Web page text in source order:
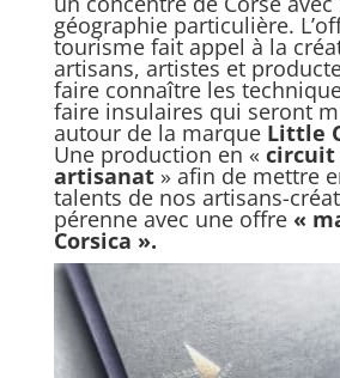
géographie particulière.
tourisme fait appel à la
artisans, artistes et
faire connaître les
faire insulaires qui seront
autour de la marque Little
Une production en « circuit
artisanat» afin de mettre
talents de nos artisans-
pérenne avec une offre «
Corsica ».